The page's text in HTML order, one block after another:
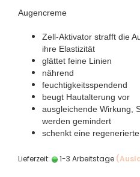
Augencreme
Zell-Aktivator strafft die
ihre Elastizität
glättet feine Linien
nährend
feuchtigkeitsspendend
beugt Hautalterung vor
ausgleichende Wirkung,
werden gemindert
schenkt eine
Lieferzeit: 1-3 Arbeitstage